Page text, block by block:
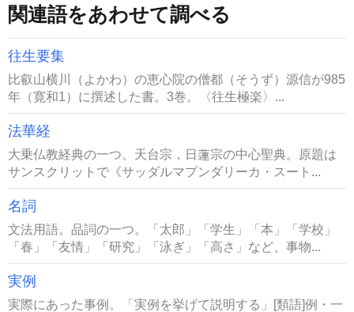
関連語をあわせて調べる
往生要集
比叡山横川（よかわ）の恵心院の僧都（そうず）源信が985
年（寛和1）に撰述した書。3巻。〈往生極楽〉...
法華経
大乗仏教経典の一つ。天台宗，日蓮宗の中心聖典。原題は
サンスクリットで《サッダルマプンダリーカ・スート...
名詞
文法用語。品詞の一つ。「太郎」「学生」「本」「学校」
「春」「友情」「研究」「泳ぎ」「高さ」など、事物...
実例
実際にあった事例。「実例を挙げて説明する」[類語]例・一